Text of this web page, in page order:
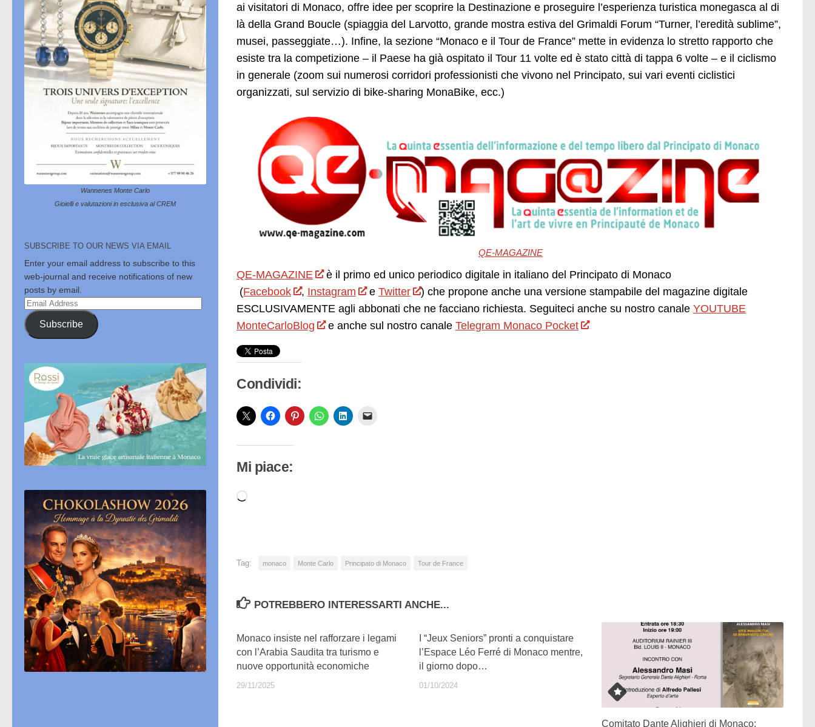
ai visitatori di Monaco, offre idee per scoprire la Destinazione e proseguire l’esperienza turistica monegasca al di
là della Grand Boucle (spiaggia del Larvotto, grande mostra estiva del Grimaldi Forum “Turner, l’eredità sublime”,
musei, passeggiate…). Infine, la sezione “Monaco e il Tour de France” mette in evidenza lo stretto rapporto che
esiste tra la competizione – il Paese ha già ospitato il Tour 11 volte ed è stato città di tappa 6 volte – e il ciclismo
in generale (zoom sui numerosi corridori professionisti che vivono nel Principato, sui vari eventi ciclistici
organizzati, sul servizio di bike-sharing MonaBike, ecc.)
QE-MAGAZINE
QE-MAGAZINE
è il primo ed unico periodico digitale in italiano del Principato di Monaco
(Facebook , Instagram e Twitter
) che propone anche una versione stampabile del magazine digitale
ESCLUSIVAMENTE agli abbonati che ne facciano richiesta. Seguiteci anche su nostro canale YOUTUBE
MonteCarloBlog
e anche sul nostro canale Telegram Monaco Pocket
Condividi:
Mi piace:
Caricamento
Tag: monaco Monte Carlo Principato di Monaco Tour de France
POTREBBERO INTERESSARTI ANCHE...
Monaco insiste nel rafforzare i legami
con l’Arabia Saudita tra turismo e
nuove opportunità economiche
29/11/2025
I “Jeux Seniors” pronti a conquistare
l’Espace Léo Ferré di Monaco mentre,
il giorno dopo…
01/10/2024
Comitato Dante Alighieri di Monaco:
Wannenes Monte Carlo
Gioielli e valutazioni in esclusiva al CREM
SUBSCRIBE TO OUR NEWS VIA EMAIL
Enter your email address to subscribe to this
web-journal and receive notifications of new
posts by email.
Email
Address
Subscribe